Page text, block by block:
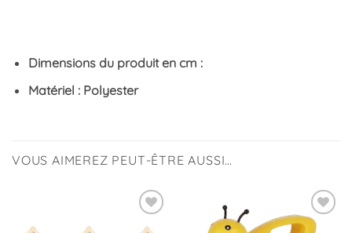
Dimensions du produit en cm :
Matériel : Polyester
VOUS AIMEREZ PEUT-ÊTRE AUSSI…
Ajouter
Ajouter